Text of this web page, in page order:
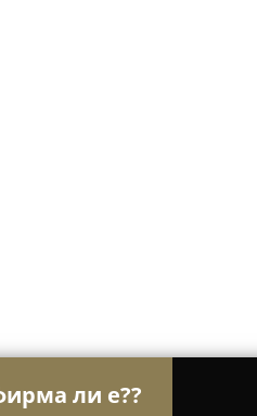
ли е??